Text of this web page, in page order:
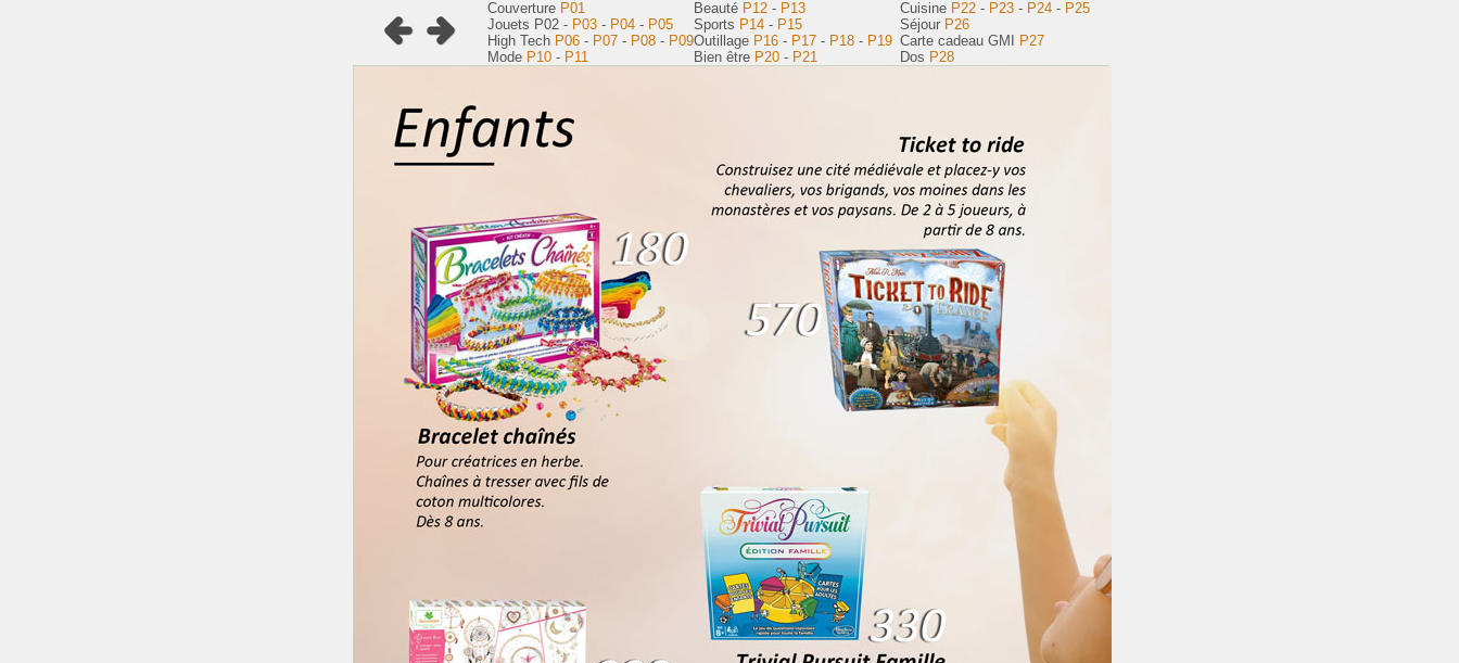
Cuisine P22 - P23 - P24 - P25
Séjour P26
Carte cadeau GMI
P27
Dos P28
Beauté P12 - P13
Sports P14 - P15
Outillage P16 - P17 - P18 - P19
Bien être P20 - P21
Couverture P01
Jouets P02 - P03 - P04 - P05
High Tech P06 - P07 - P08 - P09
Mode P10 - P11